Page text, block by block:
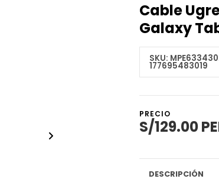
Cable
Galaxy
SKU:
177695483019
PRECIO
S/129.00
DESCRIPCIÓN